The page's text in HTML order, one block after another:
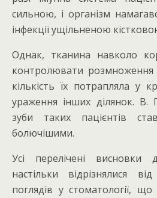
сильною, і організм
інфекції ущільненою
Однак, тканина навколо
контролювати розмноження
кількість їх потрапляла у
ураження інших ділянок.
зуби таких пацієнтів
болючішими.
Усі перелічені
настільки відрізнялися
поглядів у стоматології,